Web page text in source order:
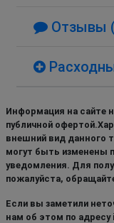
Отзывы
Информация на сайте
публичной
внешний вид данного
могут быть изменены
уведомления. Для
пожалуйста,
Если вы заметили
нам об этом по